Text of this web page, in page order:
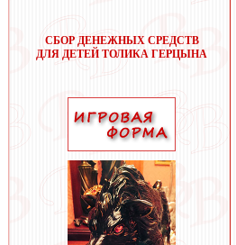
СБОР ДЕНЕЖНЫХ СРЕДСТВ
ДЛЯ ДЕТЕЙ ТОЛИКА ГЕРЦЫНА